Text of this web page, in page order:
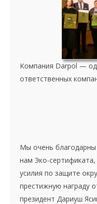
Компания Darpol —
ответственных
Мы очень благодарны
нам Эко-
усилия по защите
престижную награду
президент Дариуш